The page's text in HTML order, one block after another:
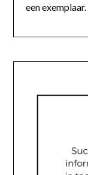
een exemplaar.